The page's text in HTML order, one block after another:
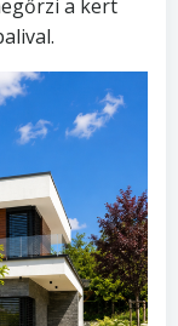
a kert